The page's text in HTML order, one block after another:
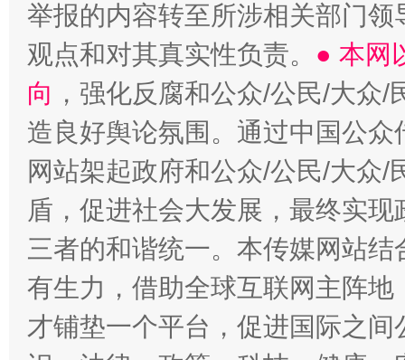
举报的内容转至所涉相关部门
观点和对其真实性负责。 ● 本网
向 ，强化反腐和公众/公民/大众
造良好舆论氛围。通过中国公
网站架起政府和公众/公民/大众
盾，促进社会大发展，最终实
三者的和谐统一。本传媒网站
有生力，借助全球互联网主阵
才铺垫一个平台，促进国际之